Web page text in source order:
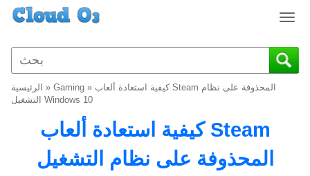
T
g
g
الرئيسية » Gaming » كيفية استعادة ألعاب Steam المحذوفة على نظام
التشغيل Windows 10
كيفية استعادة ألعاب Steam
المحذوفة على نظام التشغيل